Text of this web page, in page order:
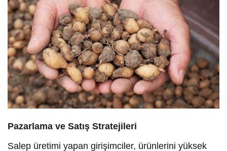
Pazarlama ve Satış Stratejileri
Salep üretimi yapan girişimciler, ürünlerini yüksek